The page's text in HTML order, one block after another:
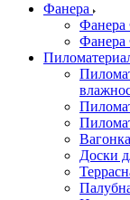
Фанера
Вагонка
Доски